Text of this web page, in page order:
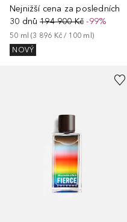
Nejnižší cena za posledních
30 dnů 194 900 Kč-99%
50 ml (3 896 Kč / 100 ml)
NOVÝ